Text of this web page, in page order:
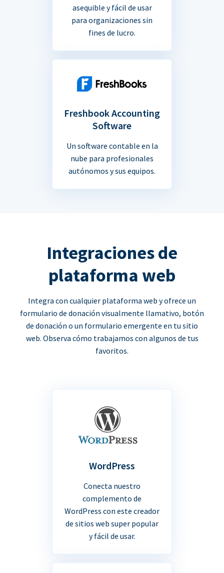
asequible y fácil de usar
para organizaciones sin
fines de lucro.
Freshbook Accounting
Software
Un software contable en la
nube para profesionales
autónomos y sus equipos.
Integraciones de
plataforma web
Integra con cualquier plataforma web y ofrece un
formulario de donación visualmente llamativo, botón
de donación o un formulario emergente en tu sitio
web. Observa cómo trabajamos con algunos de tus
favoritos.
WordPress
Conecta nuestro
complemento de
WordPress con este creador
de sitios web super popular
y fácil de usar.